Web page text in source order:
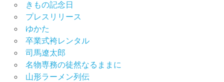
きもの記念日
プレスリリース
ゆかた
卒業式袴レンタル
司馬遼太郎
名物専務の徒然なるままに
山形ラーメン列伝